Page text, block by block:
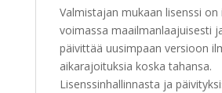
Valmistajan mukaan lisenssi on
voimassa maailmanlaajuisesti
päivittää uusimpaan versioon
aikarajoituksia koska tahansa.
Lisenssinhallinnasta ja